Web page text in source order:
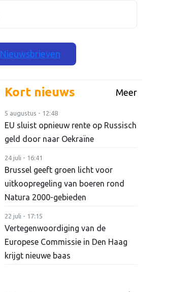
Nieuwsbrieven
Kort nieuws Meer
5 augustus - 12:48
EU sluist opnieuw rente op Russisch
geld door naar Oekraïne
24 juli - 16:41
Brussel geeft groen licht voor
uitkoopregeling van boeren rond
Natura 2000-gebieden
22 juli - 17:15
Vertegenwoordiging van de
Europese Commissie in Den Haag
krijgt nieuwe baas